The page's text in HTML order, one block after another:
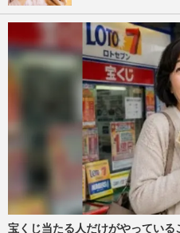
宝くじ当たる人だけがやっている